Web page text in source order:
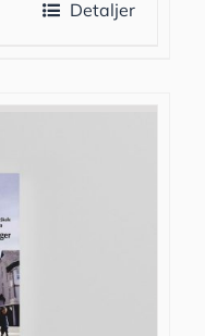
Detaljer